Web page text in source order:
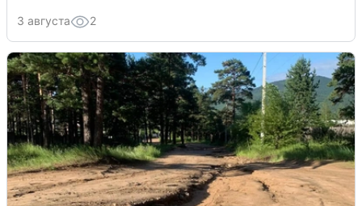
3 августа 2